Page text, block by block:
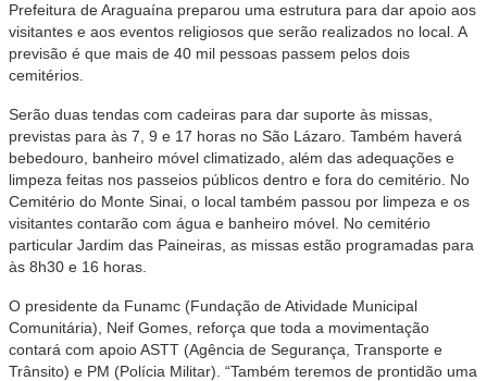
Prefeitura de Araguaína preparou uma estrutura para dar apoio aos
visitantes e aos eventos religiosos que serão realizados no local. A
previsão é que mais de 40 mil pessoas passem pelos dois
cemitérios.
Serão duas tendas com cadeiras para dar suporte às missas,
previstas para às 7, 9 e 17 horas no São Lázaro. Também haverá
bebedouro, banheiro móvel climatizado, além das adequações e
limpeza feitas nos passeios públicos dentro e fora do cemitério. No
Cemitério do Monte Sinai, o local também passou por limpeza e os
visitantes contarão com água e banheiro móvel. No cemitério
particular Jardim das Paineiras, as missas estão programadas para
às 8h30 e 16 horas.
O presidente da Funamc (Fundação de Atividade Municipal
Comunitária), Neif Gomes, reforça que toda a movimentação
contará com apoio ASTT (Agência de Segurança, Transporte e
Trânsito) e PM (Polícia Militar). “Também teremos de prontidão uma